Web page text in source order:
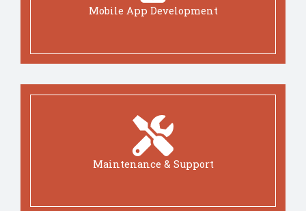
Mobile App Development
Maintenance & Support